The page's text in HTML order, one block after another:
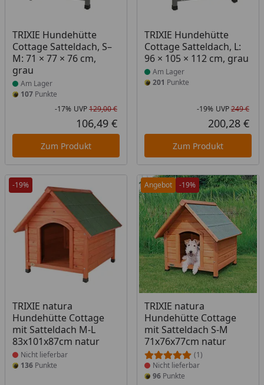
TRIXIE Hundehütte
Cottage Satteldach, S–
M: 71 × 77 × 76 cm,
grau
Produkt am Lager
Am Lager
107 Punkte
Rabatt in Prozent
-17%
Ursprünglicher Preis
UVP129,00 €
Aktueller Preis
106,49 €
Zum Produkt
TRIXIE Hundehütte
Cottage Satteldach, L:
96 × 105 × 112 cm, grau
Produkt am Lager
Am Lager
201 Punkte
-19% UVP249 €
200,28 €
Zum Produkt
-19%
TRIXIE natura
Hundehütte Cottage
mit Satteldach M-L
83x101x87cm natur
Produkt nicht lieferbar
Nicht lieferbar
136 Punkte
Angebot -19%
TRIXIE natura
Hundehütte Cottage
mit Satteldach S-M
71x76x77cm natur
(1)
Produkt nicht lieferbar
Nicht lieferbar
96Punkte